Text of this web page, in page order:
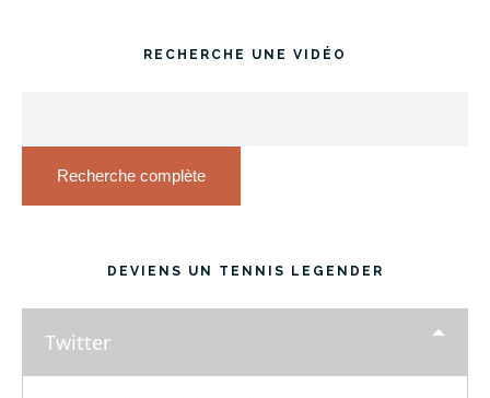
RECHERCHE UNE VIDÉO
Recherche complète
DEVIENS UN TENNIS LEGENDER
Twitter